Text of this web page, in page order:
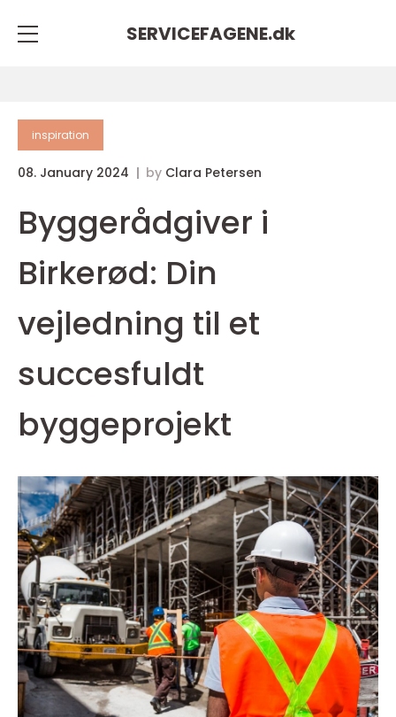
SERVICEFAGENE.dk
inspiration
08. January 2024 by Clara Petersen
Byggerådgiver i
Birkerød: Din
vejledning til et
succesfuldt
byggeprojekt